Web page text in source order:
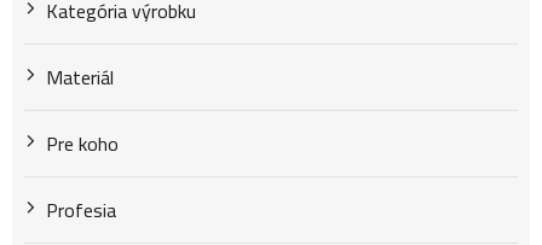
o
v
Kategória výrobku
Materiál
Pre koho
Profesia